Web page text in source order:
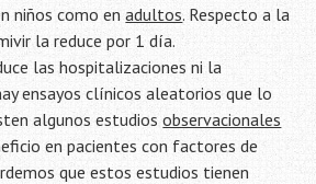
niños como enadultos. Respecto a la
la reduce por 1 día.
las hospitalizaciones ni la
ensayos clínicos aleatorios que lo
algunos estudiosobservacionales
en pacientes con factores de
que estos estudios tienen